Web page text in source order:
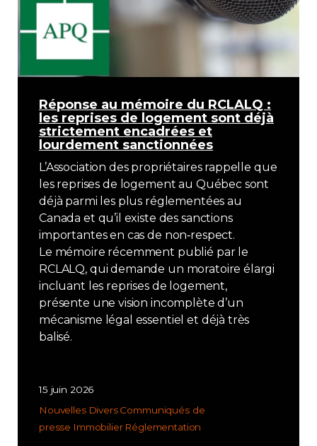
Réponse au mémoire du RCLALQ :
les reprises de logement sont déjà
strictement encadrées et
lourdement sanctionnées
L’Association des propriétaires rappelle que
les reprises de logement au Québec sont
déjà parmi les plus réglementées au
Canada et qu’il existe des sanctions
importantes en cas de non‑respect.
Le mémoire récemment publié par le
RCLALQ, qui demande un moratoire élargi
incluant les reprises de logement,
présente une vision incomplète d’un
mécanisme légal essentiel et déjà très
balisé.
15 juin 2026
Nouvelles Divers Communiqués de
presse Immobilier Réglementation